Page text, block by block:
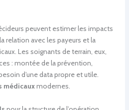
peuvent estimer les impacts
relation avec les payeurs et la
Les soignants de terrain, eux,
: montée de la prévention,
d’une data propre et utile.
médicauxmodernes.